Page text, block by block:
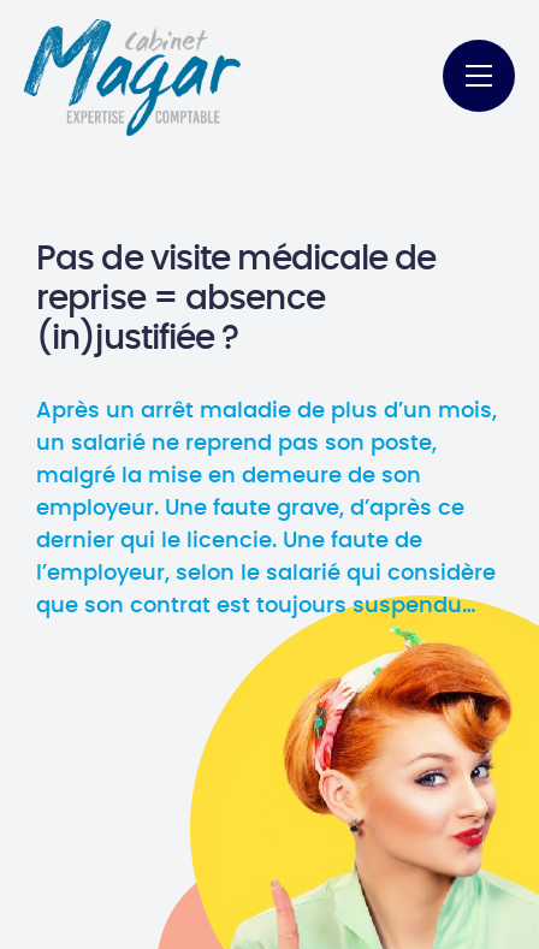
Pas de visite médicale de
reprise = absence
(in)justifiée ?
Après un arrêt maladie de plus d’un mois,
un salarié ne reprend pas son poste,
malgré la mise en demeure de son
employeur. Une faute grave, d’après ce
dernier qui le licencie. Une faute de
l’employeur, selon le salarié qui considère
que son contrat est toujours suspendu…